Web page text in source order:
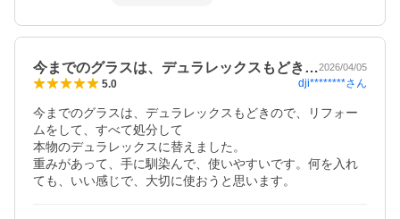
今までのグラスは、デュラレックスもどき…2026/04/05
5.0 dji********さん
今までのグラスは、デュラレックスもどきので、リフォー
ムをして、すべて処分して
本物のデュラレックスに替えました。
重みがあって、手に馴染んで、使いやすいです。何を入れ
ても、いい感じで、大切に使おうと思います。